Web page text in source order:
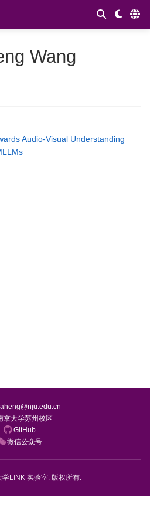
Wang
Audio-Visual Understanding
京大学苏州校区
GitHub
微信公众号
LINK 实验室. 版权所有.